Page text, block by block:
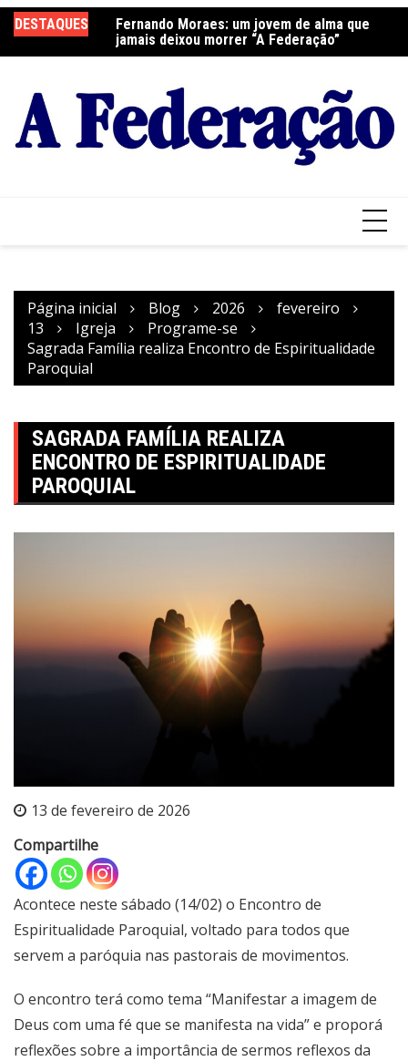
para
o
DESTAQUES
a Festa do
Fernando Moraes: um jovem de alma que
jamais deixou morrer “A Federação”
Página inicial Blog 2026
fevereiro
13
Igreja
Programe-se
Sagrada Família realiza Encontro de Espiritualidade
Paroquial
SAGRADA FAMÍLIA REALIZA
ENCONTRO DE ESPIRITUALIDADE
PAROQUIAL
13 de fevereiro de 2026
Compartilhe
Acontece neste sábado (14/02) o Encontro de
Espiritualidade Paroquial, voltado para todos que
servem a paróquia nas pastorais de movimentos.
O encontro terá como tema “Manifestar a imagem de
Deus com uma fé que se manifesta na vida” e proporá
reflexões sobre a importância de sermos reflexos da